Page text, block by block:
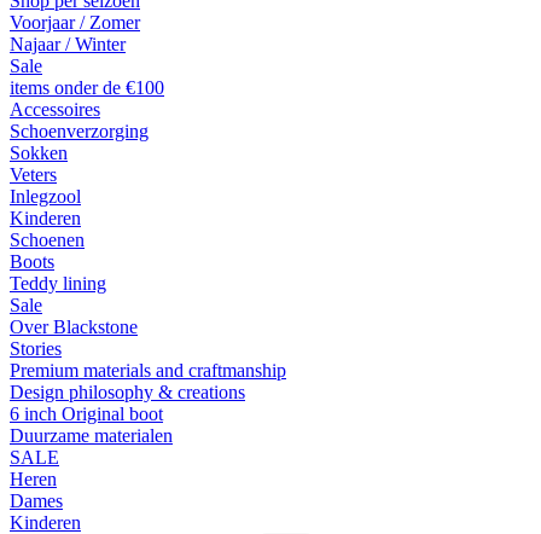
Voorjaar / Zomer
Najaar / Winter
Sale
items onder de €100
Accessoires
Schoenverzorging
Sokken
Veters
Inlegzool
Kinderen
Schoenen
Boots
Teddy lining
Sale
Over Blackstone
Stories
Premium materials and craftmanship
Design philosophy & creations
6 inch Original boot
Duurzame materialen
SALE
Heren
Dames
Kinderen